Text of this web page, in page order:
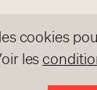
cookies
les